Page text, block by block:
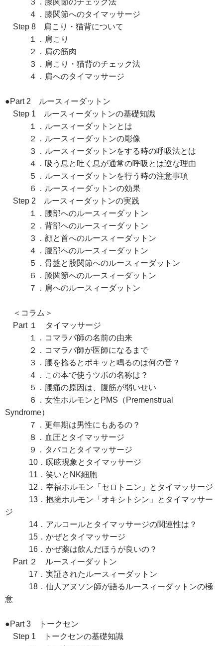
３．膝関節のチェック法
４．膝関節へのタイマッサージ
Step 8 肩こり・猫背について
１．肩こり
２．肩の筋肉
３．肩こり・猫背のチェック法
４．肩へのタイマッサージ
●Part 2 ルースィーダットン
Step 1 ルースィーダットンの基礎知識
１．ルースィーダットンとは
２．ルースィーダットンの彫像
３．ルースィーダットンをする時の呼吸法とは
４．吸う息と吐く息が通常の呼吸とは逆な理由
５．ルースィーダットンを行う時の注意事項
６．ルースィーダットンの効果
Step 2 ルースィーダットンの実践
１．腰部へのルースィーダットン
２．背部へのルースィーダットン
３．顔と首へのルースィーダットン
４．腹部へのルースィーダットン
５．骨盤と股関節へのルースィーダットン
６．膝関節へのルースィーダットン
７．肩へのルースィーダットン
＜コラム＞
Part １ タイマッサージ
１．コマラパ師の名前の由来
２．コマラパ師が医師になるまで
３．腰を捻るとポキッと鳴るのは何の音？
４．この本で使うツボの名称は？
５．腰痛の原因は、腹筋が弱いせい
６．女性ホルモンとPMS（Premenstrual
Syndrome）
７．更年期は男性にもあるの？
８．血圧とタイマッサージ
９．タバコとタイマッサージ
10．瞑眩現象とタイマッサージ
11．笑いとNK細胞
12．幸福ホルモン「セロトニン」とタイマッサージ
13．抱擁ホルモン「オキシトシン」とタイマッサー
ジ
14．アルコールとタイマッサージの関連性は？
15．かぜとタイマッサージ
16．かぜ薬は飲んだほうが良いの？
Part ２ ルースィーダットン
17．実証されたルースィーダットン
18．仙人アヌソン師が語るルースィーダットンの極
意
●Part 3 トークセン
Step 1 トークセンの基礎知識